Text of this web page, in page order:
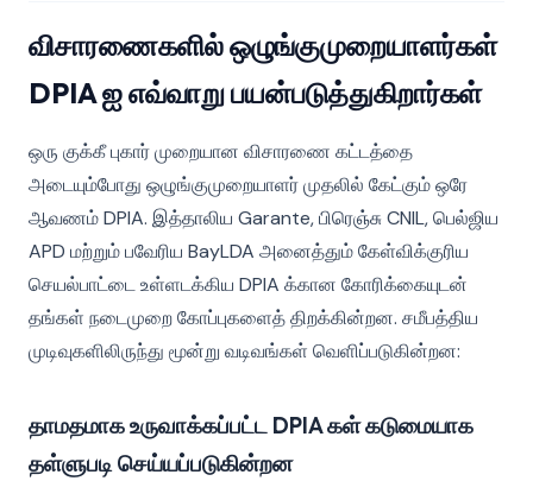
விசாரணைகளில் ஒழுங்குமுறையாளர்கள்
DPIA ஐ எவ்வாறு பயன்படுத்துகிறார்கள்
ஒரு குக்கீ புகார் முறையான விசாரணை கட்டத்தை
அடையும்போது ஒழுங்குமுறையாளர் முதலில் கேட்கும் ஒரே
ஆவணம் DPIA. இத்தாலிய Garante, பிரெஞ்சு CNIL, பெல்ஜிய
APD மற்றும் பவேரிய BayLDA அனைத்தும் கேள்விக்குரிய
செயல்பாட்டை உள்ளடக்கிய DPIA க்கான கோரிக்கையுடன்
தங்கள் நடைமுறை கோப்புகளைத் திறக்கின்றன. சமீபத்திய
முடிவுகளிலிருந்து மூன்று வடிவங்கள் வெளிப்படுகின்றன:
தாமதமாக உருவாக்கப்பட்ட DPIA கள் கடுமையாக
தள்ளுபடி செய்யப்படுகின்றன